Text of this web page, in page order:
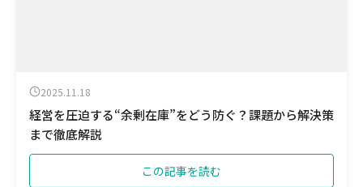
2025.11.18
経営を圧迫する“余剰在庫”をどう防ぐ？課題から解決策
まで徹底解説
この記事を読む